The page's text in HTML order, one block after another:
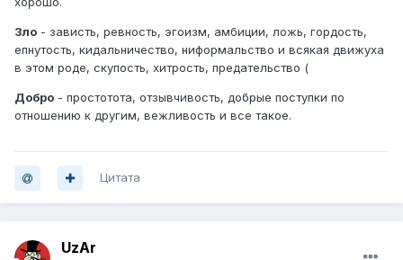
Зло - зависть, ревность, эгоизм, амбиции, ложь, гордость,
епнутость, кидальничество, ниформальство и всякая движуха
в этом роде, скупость, хитрость, предательство (
Добро - простотота, отзывчивость, добрые поступки по
отношению к другим, вежливость и все такое.
Цитата
UzAr